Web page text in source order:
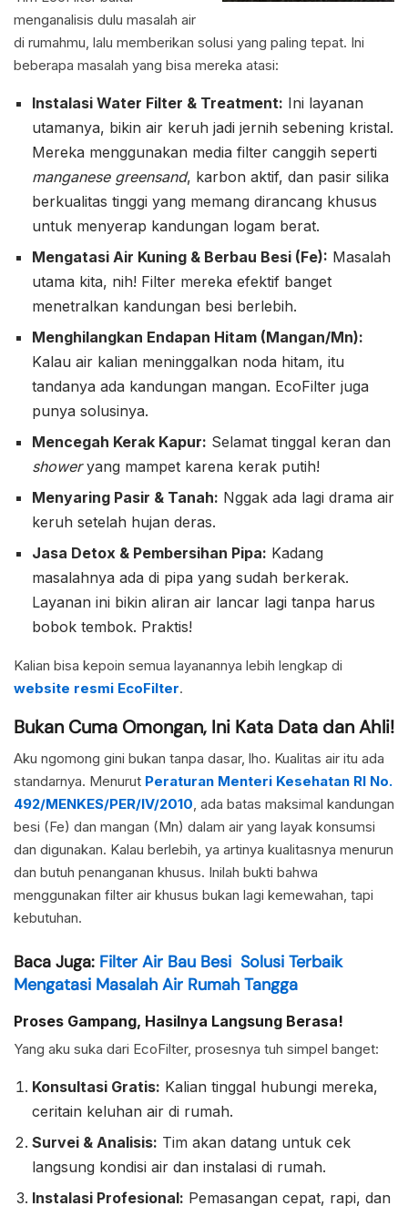
menganalisis dulu masalah air
di rumahmu, lalu memberikan solusi yang paling tepat. Ini
beberapa masalah yang bisa mereka atasi:
Instalasi Water Filter & Treatment: Ini layanan
utamanya, bikin air keruh jadi jernih sebening kristal.
Mereka menggunakan media filter canggih seperti
manganese greensand, karbon aktif, dan pasir silika
berkualitas tinggi yang memang dirancang khusus
untuk menyerap kandungan logam berat.
Mengatasi Air Kuning & Berbau Besi (Fe): Masalah
utama kita, nih! Filter mereka efektif banget
menetralkan kandungan besi berlebih.
Menghilangkan Endapan Hitam (Mangan/Mn):
Kalau air kalian meninggalkan noda hitam, itu
tandanya ada kandungan mangan. EcoFilter juga
punya solusinya.
Mencegah Kerak Kapur: Selamat tinggal keran dan
showeryang mampet karena kerak putih!
Menyaring Pasir & Tanah: Nggak ada lagi drama air
keruh setelah hujan deras.
Jasa Detox & Pembersihan Pipa: Kadang
masalahnya ada di pipa yang sudah berkerak.
Layanan ini bikin aliran air lancar lagi tanpa harus
bobok tembok. Praktis!
Kalian bisa kepoin semua layanannya lebih lengkap di
website resmi EcoFilter.
Bukan Cuma Omongan, Ini Kata Data dan Ahli!
Aku ngomong gini bukan tanpa dasar, lho. Kualitas air itu ada
standarnya. Menurut Peraturan Menteri Kesehatan RI No.
492/MENKES/PER/IV/2010, ada batas maksimal kandungan
besi (Fe) dan mangan (Mn) dalam air yang layak konsumsi
dan digunakan. Kalau berlebih, ya artinya kualitasnya menurun
dan butuh penanganan khusus. Inilah bukti bahwa
menggunakan filter air khusus bukan lagi kemewahan, tapi
kebutuhan.
Baca Juga: Filter Air Bau Besi Solusi Terbaik
Mengatasi Masalah Air Rumah Tangga
Proses Gampang, Hasilnya Langsung Berasa!
Yang aku suka dari EcoFilter, prosesnya tuh simpel banget:
Konsultasi Gratis: Kalian tinggal hubungi mereka,
ceritain keluhan air di rumah.
Survei & Analisis: Tim akan datang untuk cek
langsung kondisi air dan instalasi di rumah.
Instalasi Profesional: Pemasangan cepat, rapi, dan